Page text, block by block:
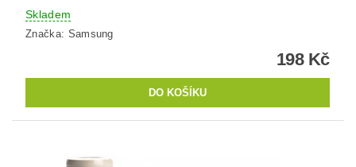
Skladem
Značka: Samsung
198 Kč